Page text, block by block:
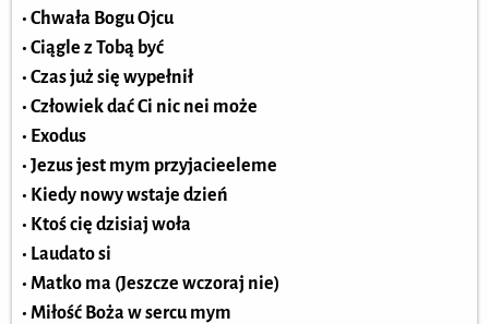
• Chwała Bogu Ojcu
• Ciągle z Tobą być
• Czas już się wypełnił
• Człowiek dać Ci nic nei może
• Exodus
• Jezus jest mym przyjacieeleme
• Kiedy nowy wstaje dzień
• Ktoś cię dzisiaj woła
• Laudato si
• Matko ma (Jeszcze wczoraj nie)
• Miłość Boża w sercu mym